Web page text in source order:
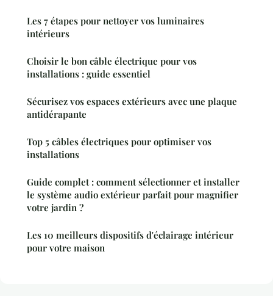
Les 7 étapes pour nettoyer vos luminaires
intérieurs
Choisir le bon câble électrique pour vos
installations : guide essentiel
Sécurisez vos espaces extérieurs avec une plaque
antidérapante
Top 5 câbles électriques pour optimiser vos
installations
Guide complet : comment sélectionner et installer
le système audio extérieur parfait pour magnifier
votre jardin ?
Les 10 meilleurs dispositifs d'éclairage intérieur
pour votre maison